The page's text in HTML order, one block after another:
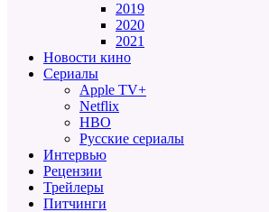
2019
2020
2021
Новости кино
Сериалы
Apple TV+
Netflix
HBO
Русские сериалы
Интервью
Рецензии
Трейлеры
Питчинги